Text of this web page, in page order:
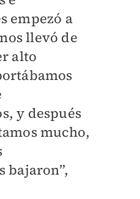
empezó a
llevó de
alto
y después
mucho,
bajaron”,